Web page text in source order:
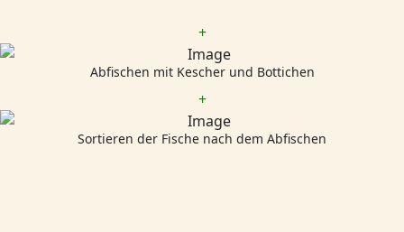
+
Abfischen mit Kescher und Bottichen
+
Sortieren der Fische nach dem Abfischen